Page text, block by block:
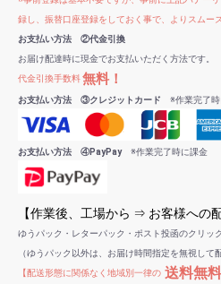
録し、振替口座登録をしておく事で、よりスムー
お支払い方法 ②代金引換
お届け配達時に現金でお支払いただく方法です。
代金引換手数料無料！
お支払い方法 ③クレジットカード ※作業完了時
お支払い方法 ④PayPay※作業完了時に課金
【作業後、工場から ⇒ お客様への
ゆうパック・レターパック・ポスト投函のクリッ
（ゆうパック以外は、お届け時間指定を無視して
【配送形態に関係なく地域別一律の 送料無